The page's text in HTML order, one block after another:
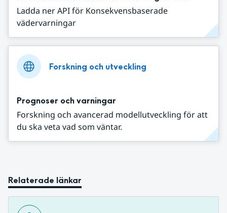
Ladda ner API för Konsekvensbaserade
vädervarningar
Forskning och utveckling
Prognoser och varningar
Forskning och avancerad modellutveckling för att
du ska veta vad som väntar.
Relaterade länkar